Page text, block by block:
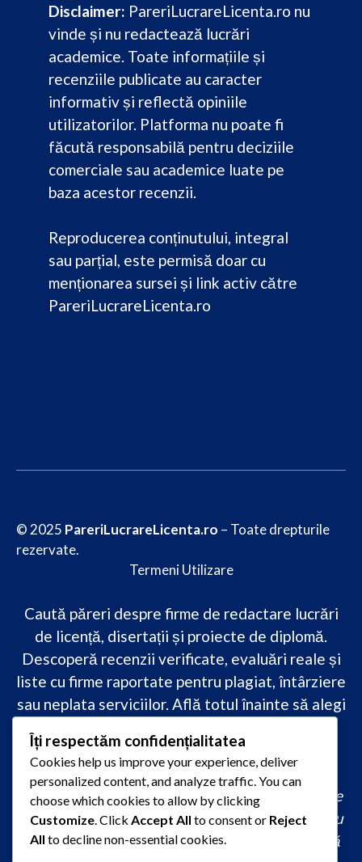
Disclaimer: PareriLucrareLicenta.ro nu
vinde și nu redactează lucrări
academice. Toate informațiile și
recenziile publicate au caracter
informativ și reflectă opiniile
utilizatorilor. Platforma nu poate fi
făcută responsabilă pentru deciziile
comerciale sau academice luate pe
baza acestor recenzii.
Reproducerea conținutului, integral
sau parțial, este permisă doar cu
menționarea sursei și link activ către
PareriLucrareLicenta.ro
© 2025 PareriLucrareLicenta.ro – Toate drepturile
rezervate.
Termeni Utilizare
Caută păreri despre firme de redactare lucrări
de licență, disertații și proiecte de diplomă.
Descoperă recenzii verificate, evaluări reale și
liste cu firme raportate pentru plagiat, întârziere
sau neplata serviciilor. Află totul înainte să alegi
academicădoar pe PareriLucrareLicenta.ro.
comandă lucrare de licență originală, redactare
lucrare licență urgent, ajutor profesional pentru
licență, servicii redactare disertație ieftin, firmă
Îți respectăm confidențialitatea
Cookies help us improve your experience, deliver
personalized content, and analyze traffic. You can
choose which cookies to allow by clicking
Customize . Click Accept All to consent or Reject
All to decline non-essential cookies.